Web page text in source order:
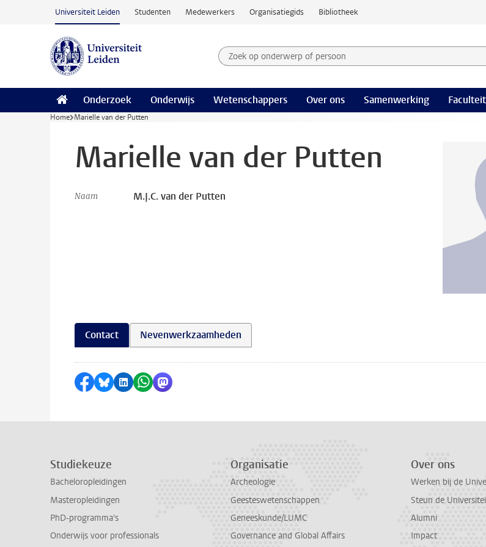
Ga naar hoofdinhoud
Universiteit Leiden Studenten Medewerkers Organisatiegids Bibliotheek
Zoek op onderwerp of persoon en selecteer
Zoekterm
Onderzoek Onderwijs Wetenschappers Over ons Samenwerking
Home Marielle van der Putten
Marielle van der Putten
Naam M.J.C. van der Putten
Contact Nevenwerkzaamheden
Delen op Facebook
Delen via Bluesky
Delen op LinkedIn
Delen via WhatsApp
Delen via Mastodon
Studiekeuze
Bacheloropleidingen
Masteropleidingen
PhD-programma's
Onderwijs voor professionals
Organisatie
Archeologie
Geesteswetenschappen
Geneeskunde/LUMC
Governance and Global Affairs
Over ons
Werken bij de
Steun de
Alumni
Impact